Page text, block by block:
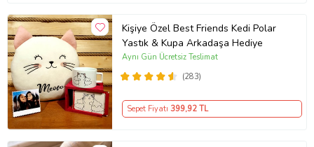
Kişiye Özel Best Friends Kedi Polar
Yastık & Kupa Arkadaşa Hediye
(283)
Aynı Gün Ücretsiz Teslimat
Sepet Fiyatı 399,92 TL